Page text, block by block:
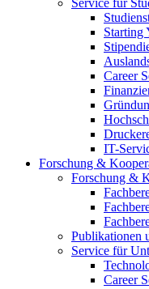
Service für
Starting
Career
IT-
Forschung &
Forschung &
Publikationen
Service für
Career